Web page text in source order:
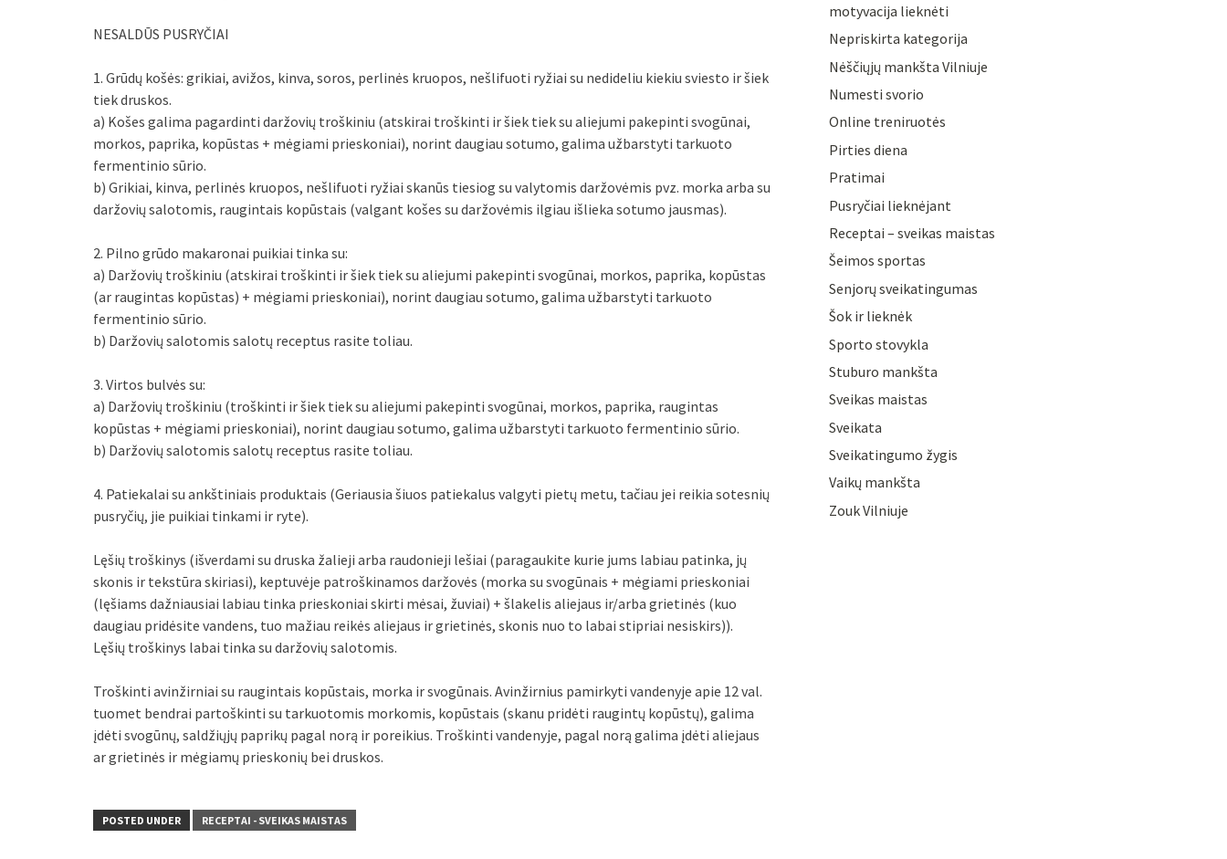
NESALDŪS PUSRYČIAI
1. Grūdų košės: grikiai, avižos, kinva, soros, perlinės kruopos, nešlifuoti ryžiai su nedideliu kiekiu sviesto ir šiek
tiek druskos.
a) Košes galima pagardinti daržovių troškiniu (atskirai troškinti ir šiek tiek su aliejumi pakepinti svogūnai,
morkos, paprika, kopūstas + mėgiami prieskoniai), norint daugiau sotumo, galima užbarstyti tarkuoto
fermentinio sūrio.
b) Grikiai, kinva, perlinės kruopos, nešlifuoti ryžiai skanūs tiesiog su valytomis daržovėmis pvz. morka arba su
daržovių salotomis, raugintais kopūstais (valgant košes su daržovėmis ilgiau išlieka sotumo jausmas).
2. Pilno grūdo makaronai puikiai tinka su:
a) Daržovių troškiniu (atskirai troškinti ir šiek tiek su aliejumi pakepinti svogūnai, morkos, paprika, kopūstas
(ar raugintas kopūstas) + mėgiami prieskoniai), norint daugiau sotumo, galima užbarstyti tarkuoto
fermentinio sūrio.
b) Daržovių salotomis salotų receptus rasite toliau.
3. Virtos bulvės su:
a) Daržovių troškiniu (troškinti ir šiek tiek su aliejumi pakepinti svogūnai, morkos, paprika, raugintas
kopūstas + mėgiami prieskoniai), norint daugiau sotumo, galima užbarstyti tarkuoto fermentinio sūrio.
b) Daržovių salotomis salotų receptus rasite toliau.
4. Patiekalai su ankštiniais produktais (Geriausia šiuos patiekalus valgyti pietų metu, tačiau jei reikia sotesnių
pusryčių, jie puikiai tinkami ir ryte).
Lęšių troškinys (išverdami su druska žalieji arba raudonieji lešiai (paragaukite kurie jums labiau patinka, jų
skonis ir tekstūra skiriasi), keptuvėje patroškinamos daržovės (morka su svogūnais + mėgiami prieskoniai
(lęšiams dažniausiai labiau tinka prieskoniai skirti mėsai, žuviai) + šlakelis aliejaus ir/arba grietinės (kuo
daugiau pridėsite vandens, tuo mažiau reikės aliejaus ir grietinės, skonis nuo to labai stipriai nesiskirs)).
Lęšių troškinys labai tinka su daržovių salotomis.
Troškinti avinžirniai su raugintais kopūstais, morka ir svogūnais. Avinžirnius pamirkyti vandenyje apie 12 val.
tuomet bendrai partoškinti su tarkuotomis morkomis, kopūstais (skanu pridėti raugintų kopūstų), galima
įdėti svogūnų, saldžiųjų paprikų pagal norą ir poreikius. Troškinti vandenyje, pagal norą galima įdėti aliejaus
ar grietinės ir mėgiamų prieskonių bei druskos.
POSTED UNDER RECEPTAI - SVEIKAS MAISTAS
motyvacija lieknėti
Nepriskirta kategorija
Nėščiųjų mankšta Vilniuje
Numesti svorio
Online treniruotės
Pirties diena
Pratimai
Pusryčiai lieknėjant
Receptai – sveikas maistas
Šeimos sportas
Senjorų sveikatingumas
Šok ir lieknėk
Sporto stovykla
Stuburo mankšta
Sveikas maistas
Sveikata
Sveikatingumo žygis
Vaikų mankšta
Zouk Vilniuje